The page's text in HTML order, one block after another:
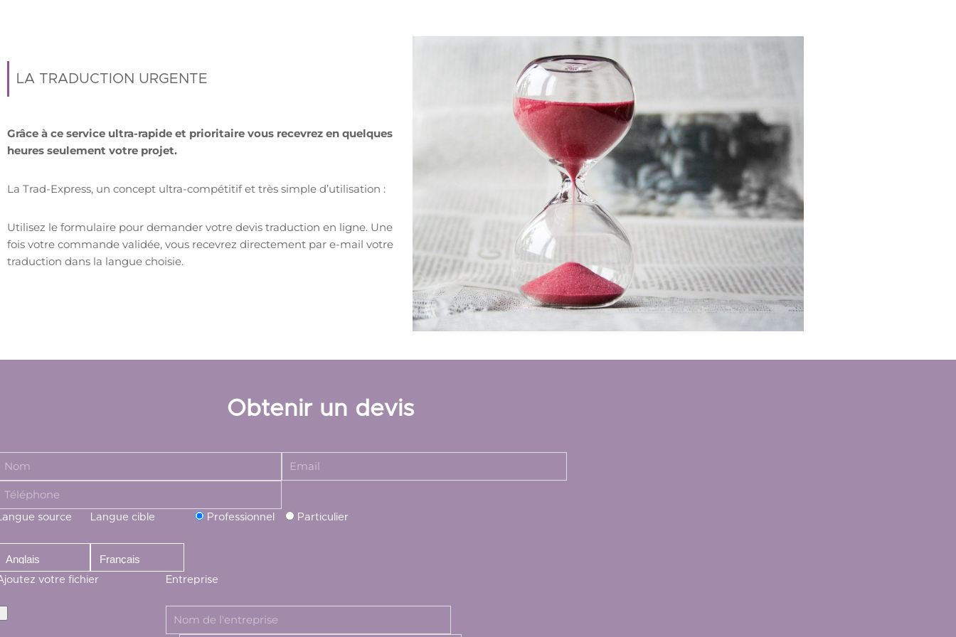
LA TRADUCTION URGENTE
Grâce à ce service ultra-rapide et prioritaire vous recevrez en quelques
heures seulement votre projet.
La Trad-Express, un concept ultra-compétitif et très simple d’utilisation :
Utilisez le formulaire pour demander votre devis traduction en ligne. Une
fois votre commande validée, vous recevrez directement par e-mail votre
traduction dans la langue choisie.
Obtenir un devis
source Langue cible Professionnel Particulier
votre fichier Entreprise